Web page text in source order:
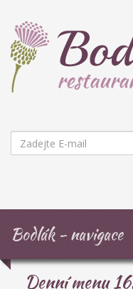
Bodlák - navigace
Denní menu